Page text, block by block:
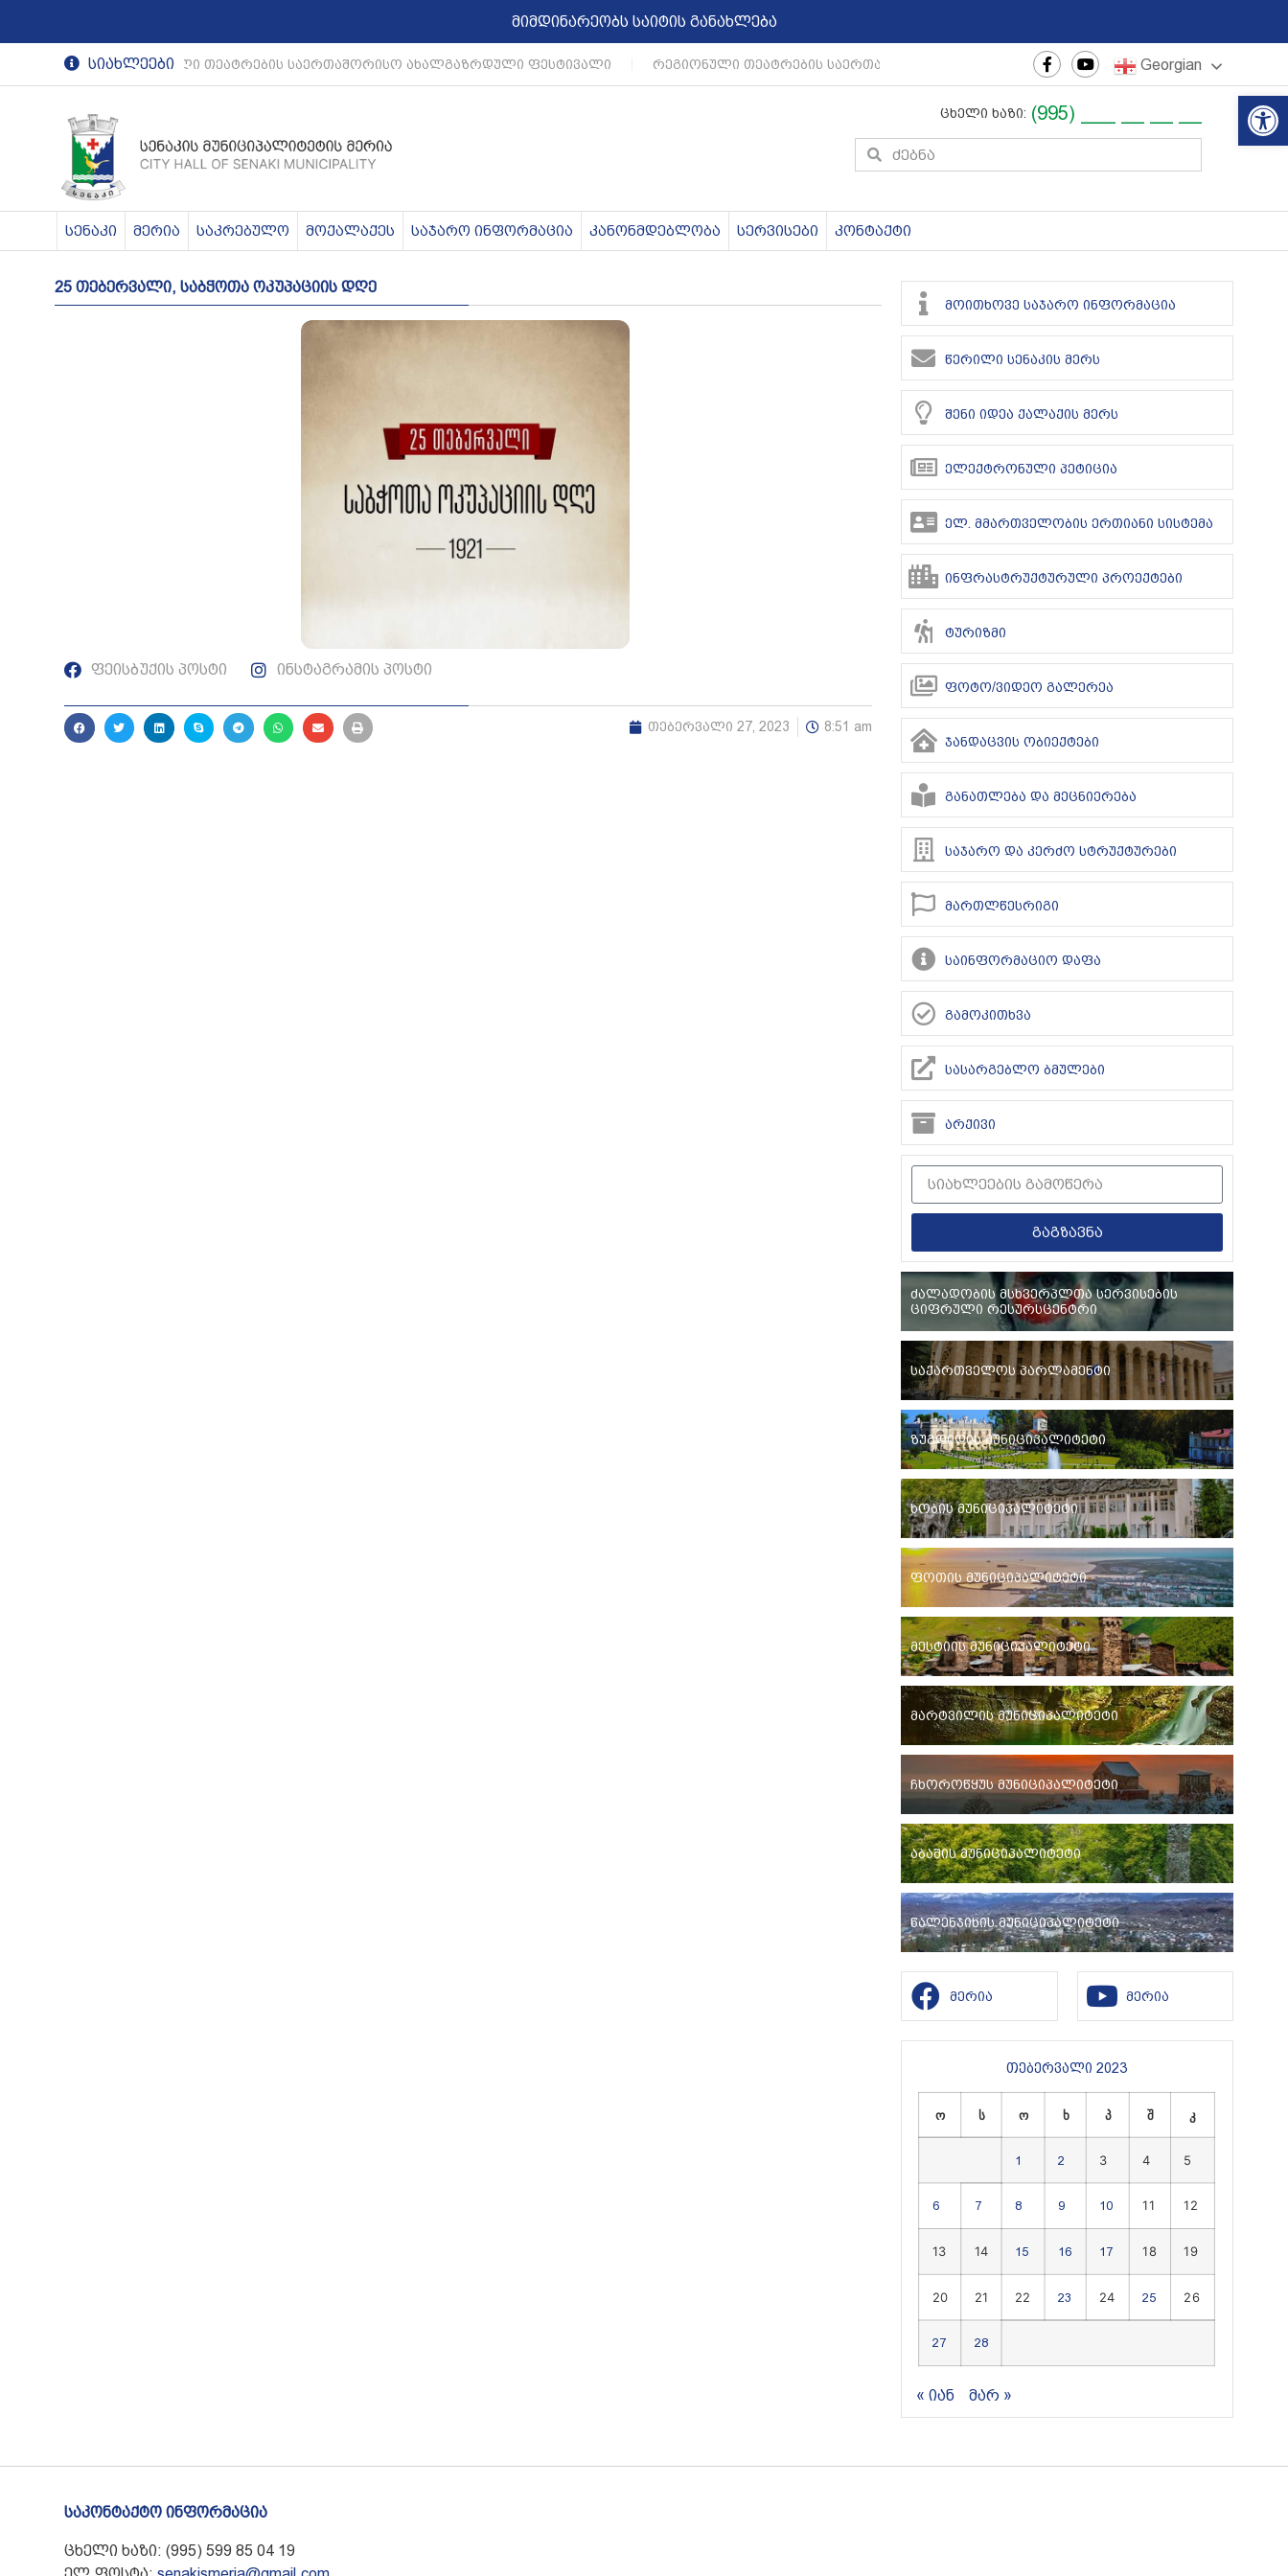
მიმდინარეობს საიტის განახლება
სიახლეები
რეგიონული თეატრების საერთაშორისო ახალგაზრდული ფესტივალი რეგიონული თეატრების საერთაშორისო ახალგაზრდული ფესტივალი | რეგიონული
Georgian
ცხელი ხაზი: (995) ___ __ __ __
სენაკი მერია საკრებულო მოქალაქეს საჯარო ინფორმაცია კანონმდებლობა სერვისები კონტაქტი
25 თებერვალი, საბჭოთა ოკუპაციის დღე
ფეისბუქის პოსტი ინსტაგრამის პოსტი
თებერვალი 27, 2023 8:51 am
მოითხოვე საჯარო ინფორმაცია
წერილი სენაკის მერს
შენი იდეა ქალაქის მერს
ელექტრონული პეტიცია
ელ. მმართველობის ერთიანი სისტემა
ინფრასტრუქტურული პროექტები
ტურიზმი
ფოტო/ვიდეო გალერეა
ჯანდაცვის ობიექტები
განათლება და მეცნიერება
საჯარო და კერძო სტრუქტურები
მართლწესრიგი
საინფორმაციო დაფა
გამოკითხვა
სასარგებლო ბმულები
არქივი
გაგზავნა
ძალადობის მსხვერპლთა სერვისების
ციფრული რესურსცენტრი
საქართველოს პარლამენტი
ზუგდიდის მუნიციპალიტეტი
ხობის მუნიციპალიტეტი
ფოთის მუნიციპალიტეტი
მესტიის მუნიციპალიტეტი
მარტვილის მუნიციპალიტეტი
ჩხოროწყუს მუნიციპალიტეტი
აბაშის მუნიციპალიტეტი
წალენჯიხის მუნიციპალიტეტი
მერია მერია
თებერვალი 2023
ო ს ო ხ პ შ კ
1 2 3 4 5
6 7 8 9 10 11 12
13 14 15 16 17 18 19
20 21 22 23 24 25 26
27 28
« იან მარ »
საკონტაქტო ინფორმაცია
ცხელი ხაზი: (995) 599 85 04 19